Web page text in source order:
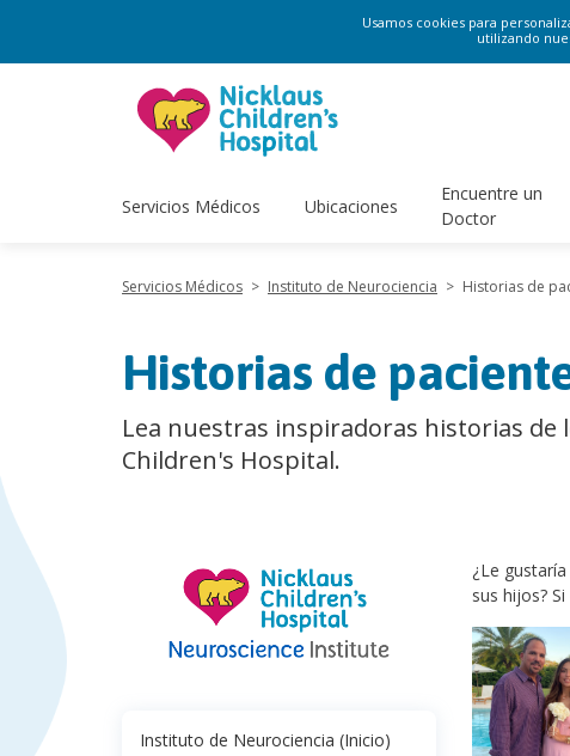
Usamos cookies para
utilizando
Servicios Médicos Ubicaciones
Encuentre un
Doctor
Servicios Médicos > Instituto de Neurociencia > Historias de
Historias de
Lea nuestras inspiradoras historias de
Children's Hospital.
Instituto de Neurociencia (Inicio)
¿Le
sus hijos?